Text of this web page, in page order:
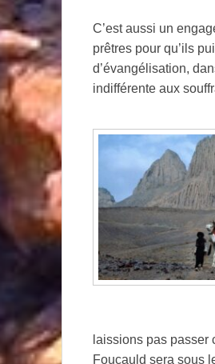
C’est aussi un
prêtres pour qu’ils
d’évangélisation,
indifférente aux
laissions pas passer
Foucauld sera sous